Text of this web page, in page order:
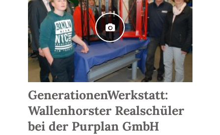
GenerationenWerkstatt:
Wallenhorster Realschüler
bei der Purplan GmbH